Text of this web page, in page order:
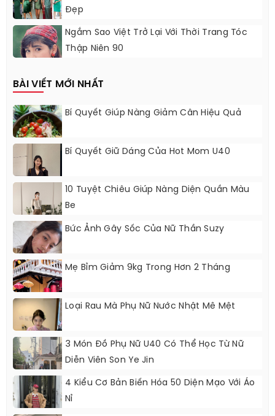
Đẹp
Ngắm Sao Việt Trở Lại Với Thời Trang Tóc
Thập Niên 90
BÀI VIẾT MỚI NHẤT
Bí Quyết Giúp Nàng Giảm Cân Hiệu Quả
Bí Quyết Giữ Dáng Của Hot Mom U40
10 Tuyệt Chiêu Giúp Nàng Diện Quần Màu
Be
Bức Ảnh Gây Sốc Của Nữ Thần Suzy
Mẹ Bỉm Giảm 9kg Trong Hơn 2 Tháng
Loại Rau Mà Phụ Nữ Nước Nhật Mê Mệt
3 Món Đồ Phụ Nữ U40 Có Thể Học Từ Nữ
Diễn Viên Son Ye Jin
4 Kiểu Cơ Bản Biến Hóa 50 Diện Mạo Với Áo
Nỉ